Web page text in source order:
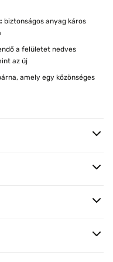
biztonságos anyag káros
a felületet nedves
az új
amely egy közönséges